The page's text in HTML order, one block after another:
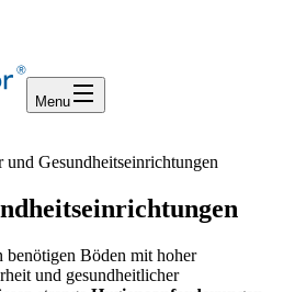
Menu
Gesundheitseinrichtungen
benötigen Böden mit hoher
und gesundheitlicher